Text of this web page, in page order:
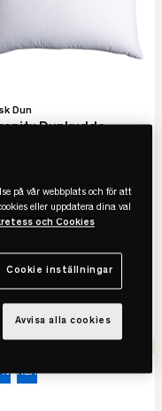
Dun
Dunkudde -
höjder
kr
-50% Spara 775 kr
SE VARIANTER
REA
på vår webbplats och för att
eller uppdatera dina val
och Cookies
Cookie inställningar
Avvisa alla cookies